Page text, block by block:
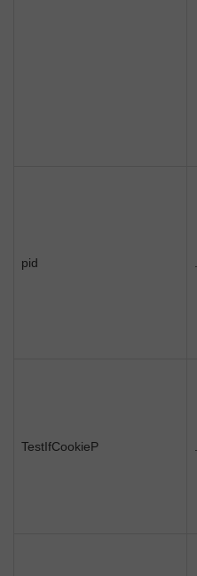
pid
TestIfCookieP